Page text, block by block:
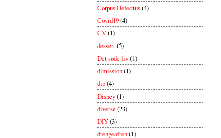
Corpus Defectus(4)
Covid19(4)
CV(1)
dessert(5)
Det søde liv(1)
dimission(1)
dip(4)
Disney(1)
diverse(23)
DIY(3)
drengeaften(1)